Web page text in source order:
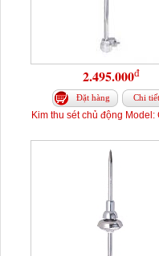
2.495.000đ
Đặt hàng Chi tiết
Kim thu sét chủ động Model: